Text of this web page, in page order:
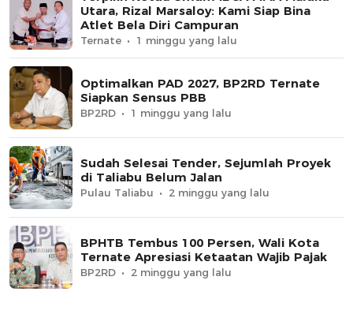
Utara, Rizal Marsaloy: Kami Siap Bina
Atlet Bela Diri Campuran
Ternate 1 minggu yang lalu
Optimalkan PAD 2027, BP2RD Ternate
Siapkan Sensus PBB
BP2RD 1 minggu yang lalu
Sudah Selesai Tender, Sejumlah Proyek
di Taliabu Belum Jalan
Pulau Taliabu 2 minggu yang lalu
BPHTB Tembus 100 Persen, Wali Kota
Ternate Apresiasi Ketaatan Wajib Pajak
BP2RD 2 minggu yang lalu